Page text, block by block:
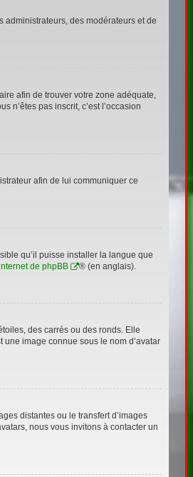
administrateurs, des modérateurs et de
afin de trouver votre zone adéquate,
n’êtes pas inscrit, c’est l’occasion
afin de lui communiquer ce
qu’il puisse installer la langue que
de phpBB ® (en anglais).
des carrés ou des ronds. Elle
image connue sous le nom d’avatar
distantes ou le transfert d’images
nous vous invitons à contacter un